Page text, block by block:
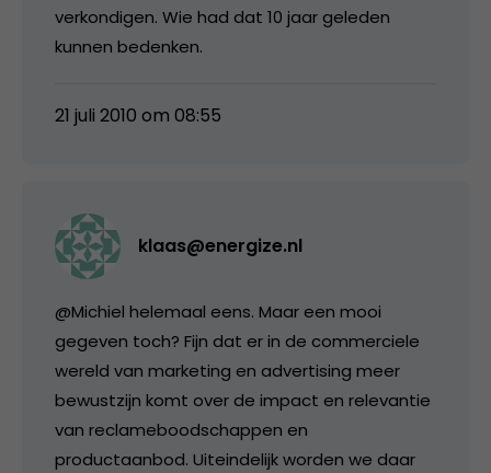
verkondigen. Wie had dat 10 jaar geleden
kunnen bedenken.
21 juli 2010 om 08:55
klaas@energize.nl
@Michiel helemaal eens. Maar een mooi
gegeven toch? Fijn dat er in de commerciele
wereld van marketing en advertising meer
bewustzijn komt over de impact en relevantie
van reclameboodschappen en
productaanbod. Uiteindelijk worden we daar